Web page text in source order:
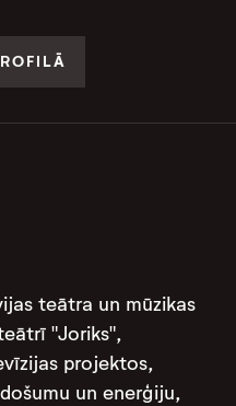
teātra un mūzikas
"Joriks",
projektos,
un enerģiju,